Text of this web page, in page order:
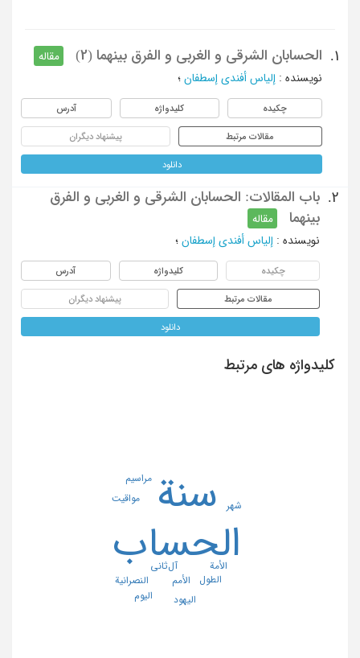
1. الحسابان الشرقی و الغربی و الفرق بینهما (2)
مقاله
نویسنده : إلیاس أفندی إسطفان ؛
چکیده کلیدواژه آدرس
مقالات مرتبط پیشنهاد دیگران
دانلود
2.
باب المقالات: الحسابان الشرقی و الغربی و الفرق
بینهما
مقاله
نویسنده : إلیاس أفندی إسطفان ؛
چکیده کلیدواژه آدرس
مقالات مرتبط پیشنهاد دیگران
دانلود
کلیدواژه های مرتبط
الحساب
سنة
آل‌ثانی
الأمة
الأمم
الطول
النصرانیة
الیهود
الیوم
شهر
مراسیم
مواقیت